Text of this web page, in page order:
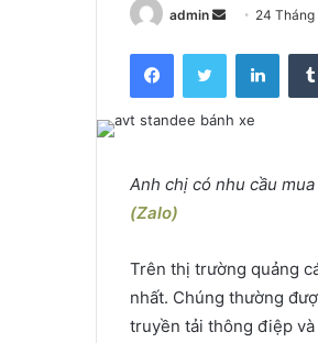
admin
Send
email
24 Tháng
FacebookTwitter
Anh chị có nhu cầu
(Zalo)
Trên thị trường quảng
nhất. Chúng thường
truyền tải thông điệp